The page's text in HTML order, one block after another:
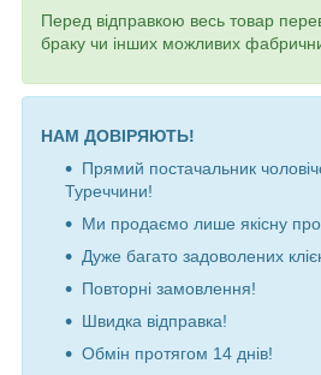
Перед відправкою весь товар
браку чи інших можливих
НАМ ДОВІРЯЮТЬ!
Прямий постачальник
Туреччини!
Ми продаємо лише якісну
Дуже багато задоволених
Повторні замовлення!
Швидка відправка!
Обмін протягом 14 днів!